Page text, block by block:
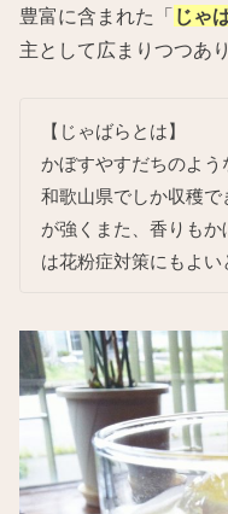
豊富に含まれた「 じゃ
主として広まりつつあ
【じゃばらとは】
かぼすやすだちのよう
和歌山県でしか収穫
が強くまた、香りも
は花粉症対策にもよい